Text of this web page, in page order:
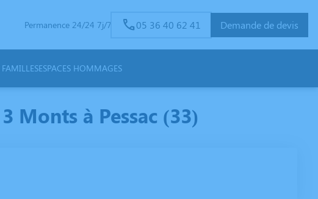
Permanence 24/24 7j/7 05 36 40 62 41 Demande de devis
ESPACES HOMMAGES
Monts à Pessac (33)